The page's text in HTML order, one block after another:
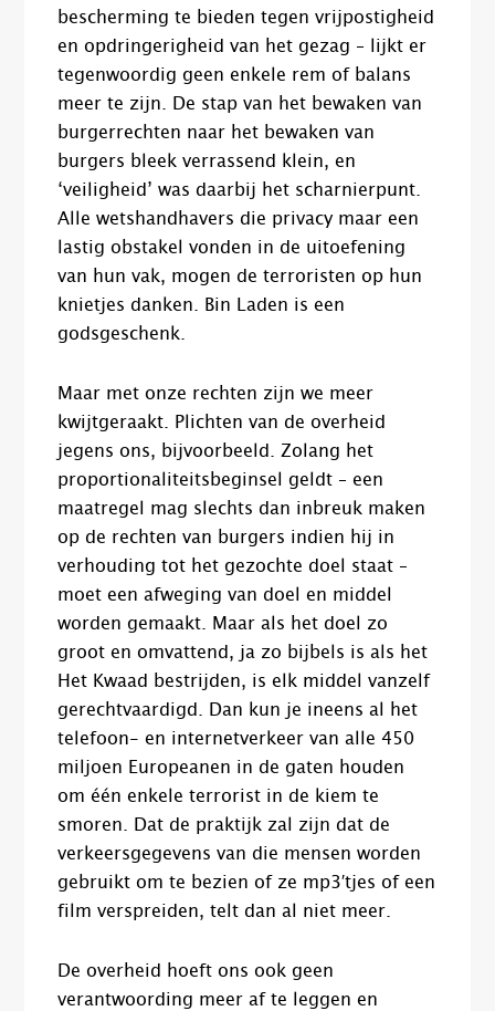
bescherming te bieden tegen vrijpostigheid
en opdringerigheid van het gezag – lijkt er
tegenwoordig geen enkele rem of balans
meer te zijn. De stap van het bewaken van
burgerrechten naar het bewaken van
burgers bleek verrassend klein, en
‘veiligheid’ was daarbij het scharnierpunt.
Alle wetshandhavers die privacy maar een
lastig obstakel vonden in de uitoefening
van hun vak, mogen de terroristen op hun
knietjes danken. Bin Laden is een
godsgeschenk.
Maar met onze rechten zijn we meer
kwijtgeraakt. Plichten van de overheid
jegens ons, bijvoorbeeld. Zolang het
proportionaliteitsbeginsel geldt – een
maatregel mag slechts dan inbreuk maken
op de rechten van burgers indien hij in
verhouding tot het gezochte doel staat –
moet een afweging van doel en middel
worden gemaakt. Maar als het doel zo
groot en omvattend, ja zo bijbels is als het
Het Kwaad bestrijden, is elk middel vanzelf
gerechtvaardigd. Dan kun je ineens al het
telefoon- en internetverkeer van alle 450
miljoen Europeanen in de gaten houden
om één enkele terrorist in de kiem te
smoren. Dat de praktijk zal zijn dat de
verkeersgegevens van die mensen worden
gebruikt om te bezien of ze mp3′tjes of een
film verspreiden, telt dan al niet meer.
De overheid hoeft ons ook geen
verantwoording meer af te leggen en